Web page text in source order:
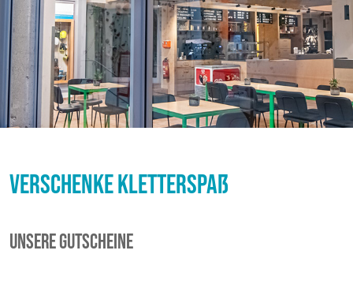
Verschenke Kletterspaß
Unsere Gutscheine